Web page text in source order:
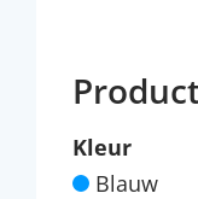
Kleur
Blauw